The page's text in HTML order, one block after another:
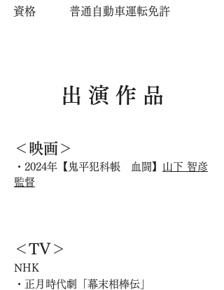
​​資格 普通自動車運転免許
出 演 作 品
＜映画＞
・2024年【鬼平犯科帳 血闘】 山下 智彦
監督
＜TV＞
NHK
・正月時代劇「幕末相棒伝」